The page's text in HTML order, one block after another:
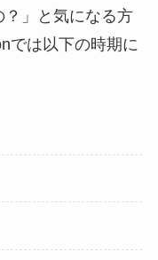
？」と気になる方
では以下の時期に